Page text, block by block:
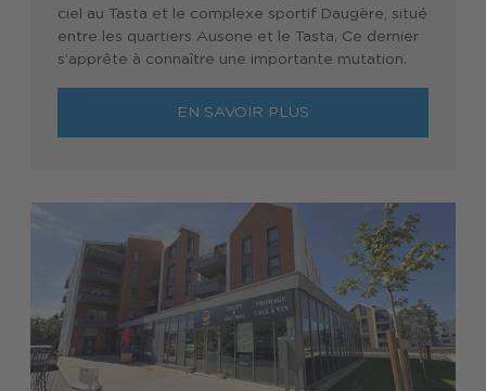
ciel au Tasta et le complexe sportif Daugère, situé
entre les quartiers Ausone et le Tasta. Ce dernier
s’apprête à connaître une importante mutation.
EN SAVOIR PLUS